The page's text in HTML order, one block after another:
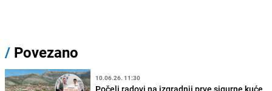
/ Povezano
10.06.26. 11:30